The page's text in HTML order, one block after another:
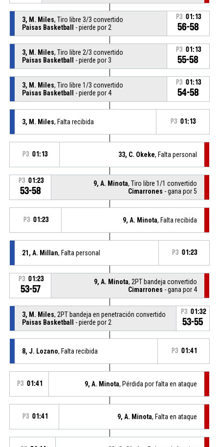
3, M. Miles, Tiro libre 3/3 convertido
Paisas Basketball
- pierde por 2
P3 01:13
56-58
3, M. Miles, Tiro libre 2/3 convertido
Paisas Basketball
- pierde por 3
P3 01:13
55-58
3, M. Miles, Tiro libre 1/3 convertido
Paisas Basketball
- pierde por 4
P3 01:13
54-58
3, M. Miles, Falta recibida P3 01:13
P3 01:13 33, C. Okeke, Falta personal
P3 01:23
53-58
9, A. Minota, Tiro libre 1/1 convertido
Cimarrones - gana por 5
P3 01:23 9, A. Minota, Falta recibida
21, A. Millan, Falta personal P3 01:23
P3 01:23
53-57
9, A. Minota, 2PT bandeja convertido
Cimarrones - gana por 4
3, M. Miles, 2PT bandeja en penetración convertido
Paisas Basketball
- pierde por 2
P3 01:32
53-55
8, J. Lozano, Falta recibida P3 01:41
P3 01:41 9, A. Minota, Pérdida por falta en ataque
P3 01:41 9, A. Minota, Falta en ataque